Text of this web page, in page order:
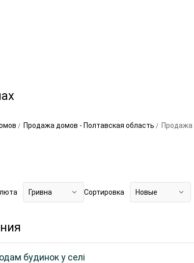
Продажа домов - Полтавская область Продажа
Гривна Сортировка Новые
будинок у селі